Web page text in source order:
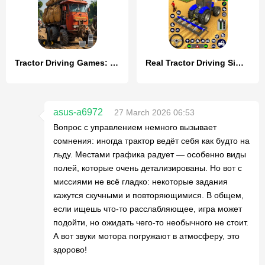
Tractor Driving Games: Farming Real Tractor Driving Simulator
asus-a6972
27 March 2026 06:53
Вопрос с управлением немного вызывает
сомнения: иногда трактор ведёт себя как будто на
льду. Местами графика радует — особенно виды
полей, которые очень детализированы. Но вот с
миссиями не всё гладко: некоторые задания
кажутся скучными и повторяющимися. В общем,
если ищешь что-то расслабляющее, игра может
подойти, но ожидать чего-то необычного не стоит.
А вот звуки мотора погружают в атмосферу, это
здорово!